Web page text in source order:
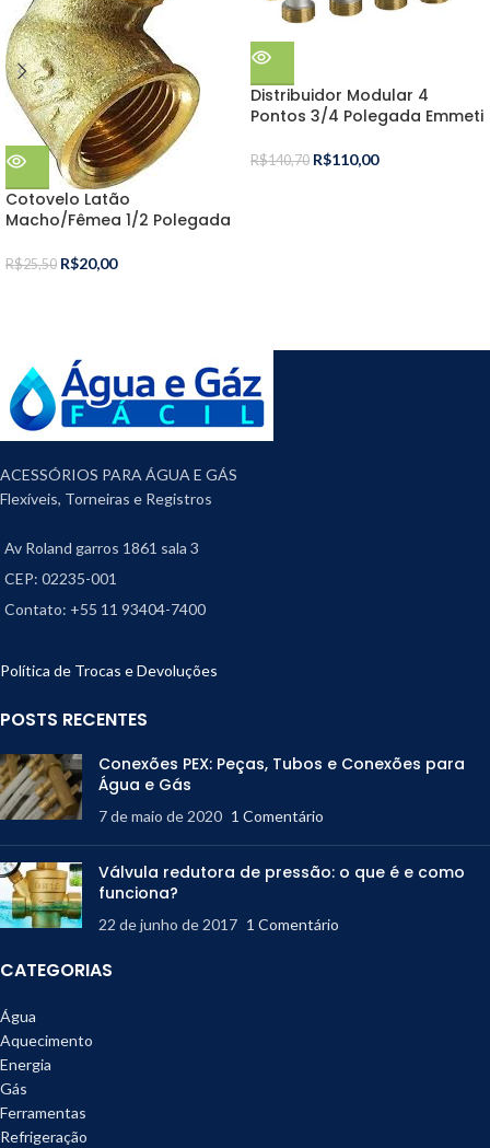
Cotovelo Latão
Macho/Fêmea 1/2 Polegada
R$25,50 R$20,00
Distribuidor Modular 4
Pontos 3/4 Polegada Emmeti
R$140,70 R$110,00
ACESSÓRIOS PARA ÁGUA E GÁS
Flexíveis, Torneiras e Registros
Av Roland garros 1861 sala 3
CEP: 02235-001
Contato: +55 11 93404-7400
Política de Trocas e Devoluções
POSTS RECENTES
Conexões PEX: Peças, Tubos e Conexões para
Água e Gás
7 de maio de 2020 1 Comentário
Válvula redutora de pressão: o que é e como
funciona?
22 de junho de 2017 1 Comentário
CATEGORIAS
Água
Aquecimento
Energia
Gás
Ferramentas
Refrigeração